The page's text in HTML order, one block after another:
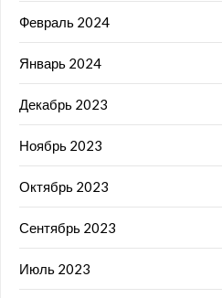
Февраль 2024
Январь 2024
Декабрь 2023
Ноябрь 2023
Октябрь 2023
Сентябрь 2023
Июль 2023